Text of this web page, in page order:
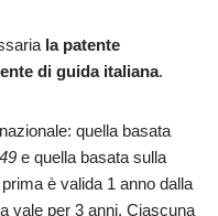
la patente
di guida italiana.
quella basata
e quella basata sulla
è valida 1 anno dalla
vale per 3 anni. Ciascuna